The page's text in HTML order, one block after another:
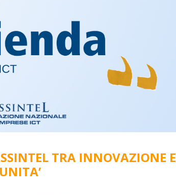
TRA INNOVAZIONE E